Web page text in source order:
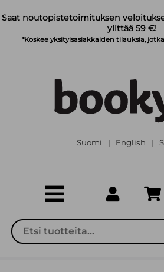
Saat noutopistetoimituksen
ylittää 59 €!
*Koskee yksityisasiakkaiden tilauksia,
Suomi | English |